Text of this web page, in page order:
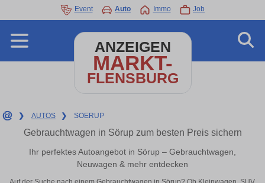
Event Auto Immo Job
ANZEIGEN
MARKT-
FLENSBURG
❯ AUTOS ❯ SOERUP
Gebrauchtwagen in Sörup zum besten Preis sichern
Ihr perfektes Autoangebot in Sörup – Gebrauchtwagen,
Neuwagen & mehr entdecken